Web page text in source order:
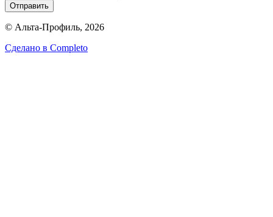
Отправить
© Альта-Профиль, 2026
Сделано в Completo